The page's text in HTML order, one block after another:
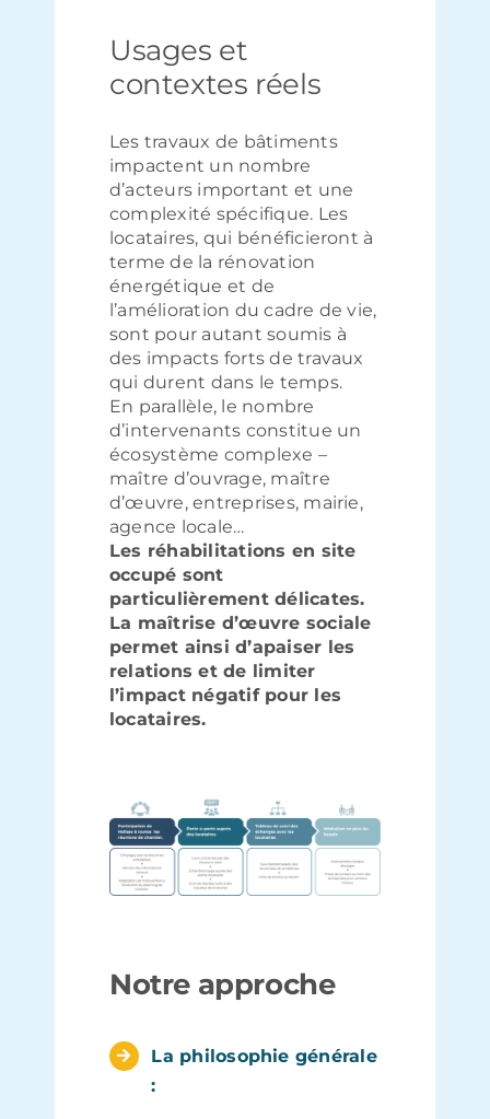
Usages et
contextes réels
Les travaux de bâtiments
impactent un nombre
d’acteurs important et une
complexité spécifique. Les
locataires, qui bénéficieront à
terme de la rénovation
énergétique et de
l’amélioration du cadre de vie,
sont pour autant soumis à
des impacts forts de travaux
qui durent dans le temps.
En parallèle, le nombre
d’intervenants constitue un
écosystème complexe –
maître d’ouvrage, maître
d’œuvre, entreprises, mairie,
agence locale…
Les réhabilitations en site
occupé sont
particulièrement délicates.
La maîtrise d’œuvre sociale
permet ainsi d’apaiser les
relations et de limiter
l’impact négatif pour les
locataires.
Notre approche
La philosophie générale
: